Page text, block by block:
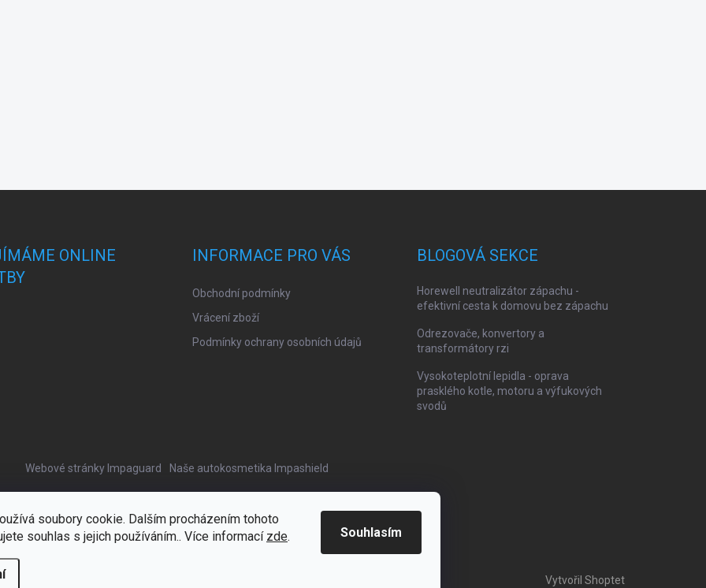
soubory cookie. Dalším procházením tohoto
souhlas s jejich používáním.. Více informací zde. Souhlasím
ONLINE
INFORMACE PRO VÁS
Obchodní podmínky
Vrácení zboží
Podmínky ochrany osobních údajů
BLOGOVÁ SEKCE
Horewell neutralizátor zápachu -
efektivní cesta k domovu bez zápachu
Odrezovače, konvertory a
transformátory rzi
Vysokoteplotní lepidla - oprava
prasklého kotle, motoru a výfukových
svodů
Webové stránky Impaguard Naše autokosmetika Impashield
Vytvořil Shoptet